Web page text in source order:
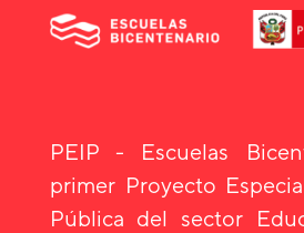
PEIP - Escuelas
primer Proyecto
Pública del sector